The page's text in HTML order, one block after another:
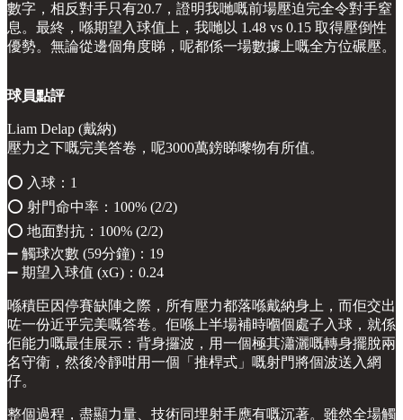
數字，相反對手只有20.7，證明我哋嘅前場壓迫完全令對手窒
息。最終，喺期望入球值上，我哋以 1.48 vs 0.15 取得壓倒性
優勢。無論從邊個角度睇，呢都係一場數據上嘅全方位碾壓。
球員點評
Liam Delap (戴納)
壓力之下嘅完美答卷，呢3000萬鎊睇嚟物有所值。
⭕️ 入球：1
⭕️ 射門命中率：100% (2/2)
⭕️ 地面對抗：100% (2/2)
➖ 觸球次數 (59分鐘)：19
➖ 期望入球值 (xG)：0.24
喺積臣因停賽缺陣之際，所有壓力都落喺戴納身上，而佢交出
咗一份近乎完美嘅答卷。佢喺上半場補時嗰個處子入球，就係
佢能力嘅最佳展示：背身攞波，用一個極其瀟灑嘅轉身擺脫兩
名守衛，然後冷靜咁用一個「推桿式」嘅射門將個波送入網
仔。
整個過程，盡顯力量、技術同埋射手應有嘅沉著。雖然全場觸